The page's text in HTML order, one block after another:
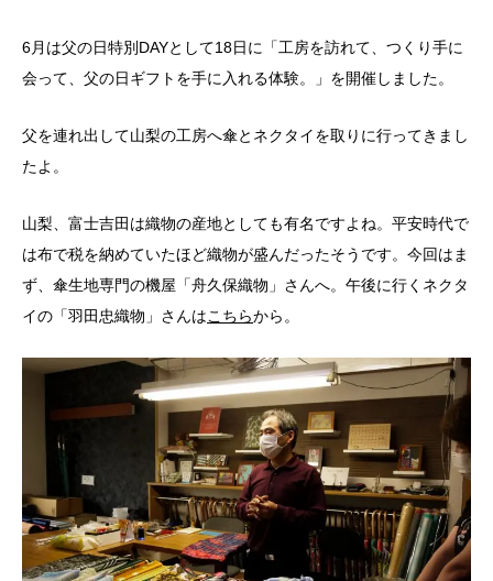
6月は父の日特別DAYとして18日に「工房を訪れて、つくり手に
会って、父の日ギフトを手に入れる体験。」を開催しました。
父を連れ出して山梨の工房へ傘とネクタイを取りに行ってきまし
たよ。
山梨、富士吉田は織物の産地としても有名ですよね。平安時代で
は布で税を納めていたほど織物が盛んだったそうです。今回はま
ず、傘生地専門の機屋「舟久保織物」さんへ。午後に行くネクタ
イの「羽田忠織物」さんはこちらから。